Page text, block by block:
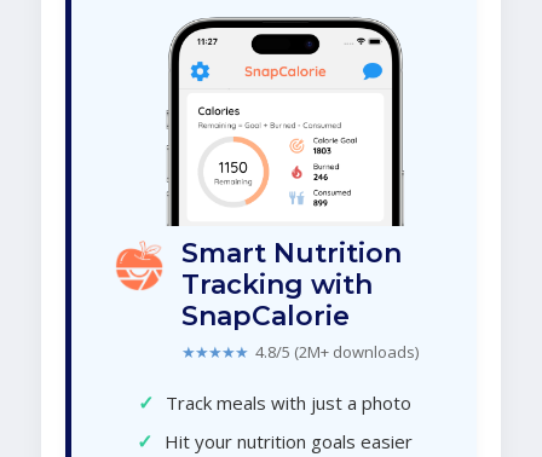
Smart Nutrition
Tracking with
SnapCalorie
★★★★★ 4.8/5 (2M+ downloads)
✓ Track meals with just a photo
✓ Hit your nutrition goals easier